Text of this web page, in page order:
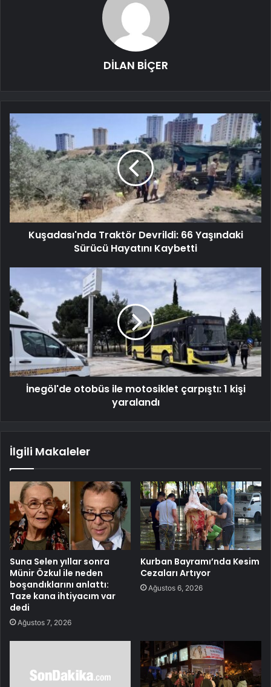
DİLAN BİÇER
Kuşadası'nda Traktör Devrildi: 66 Yaşındaki
Sürücü Hayatını Kaybetti
İnegöl'de otobüs ile motosiklet çarpıştı: 1 kişi
yaralandı
İlgili Makaleler
Suna Selen yıllar sonra
Münir Özkul ile neden
boşandıklarını anlattı:
Taze kana ihtiyacım var
dedi
Ağustos 7, 2026
Kurban Bayramı’nda Kesim
Cezaları Artıyor
Ağustos 6, 2026